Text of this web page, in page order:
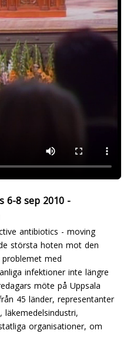
6-8 sep 2010 -
antibiotics - moving
största hoten mot den
med
infektioner inte längre
möte på Uppsala
45 länder, representanter
organisationer, om